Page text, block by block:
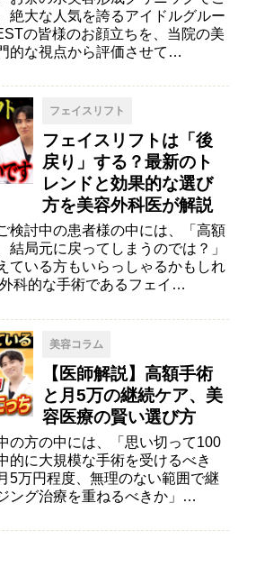
絶大な人気を誇るアイドルグルー
の皆様のお顔立ちを、当院の美
的な視点から評価させて…
フェイスリフト
フェイスリフトは「後
戻り」する？最新のト
レンドと効果的な選び
方を美容外科医が解説
検討中の患者様の中には、「高額
結局元に戻ってしまうのでは？」
ている方もいらっしゃるかもしれ
科的な手術であるフェイ…
美容コラム
【医師解説】高額手術
と月5万の継続ケア、美
容医療の賢い選び方
の方の中には、「思い切って100
的に大規模な手術を受けるべき
5万円程度、無理のない範囲で継
ング治療を重ねるべきか」…